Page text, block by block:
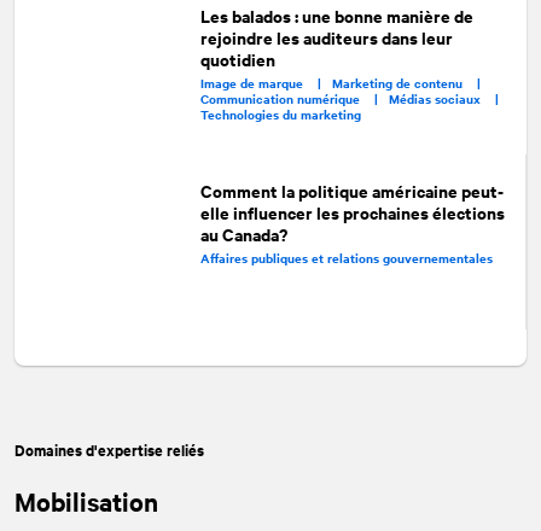
Les balados : une bonne manière de
rejoindre les auditeurs dans leur
quotidien
Image de marque |Marketing de contenu |
Communication numérique |Médias sociaux |
Technologies du marketing
Comment la politique américaine peut-
elle influencer les prochaines élections
au Canada?
Affaires publiques et relations gouvernementales
Domaines d'expertise reliés
Mobilisation